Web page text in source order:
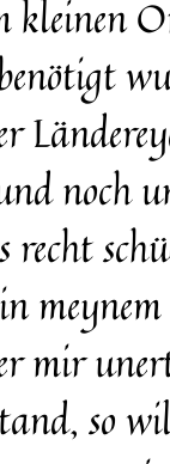
noch
recht
mir
so